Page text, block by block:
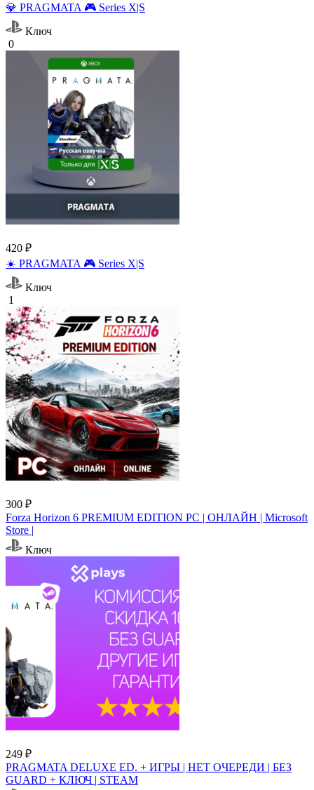
💎 PRAGMATA 🎮 Series X|S
Ключ
0
420 ₽
☀️ PRAGMATA 🎮 Series X|S
Ключ
1
300 ₽
Forza Horizon 6 PREMIUM EDITION PC | ОНЛАЙН | Microsoft
Store |
Ключ
249 ₽
PRAGMATA DELUXE ED. + ИГРЫ | НЕТ ОЧЕРЕДИ | БЕЗ
GUARD + КЛЮЧ | STEAM